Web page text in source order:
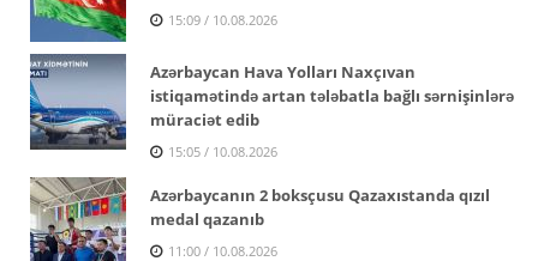
15:09 / 10.08.2026
Azərbaycan Hava Yolları Naxçıvan
istiqamətində artan tələbatla bağlı sərnişinlərə
müraciət edib
15:05 / 10.08.2026
Azərbaycanın 2 boksçusu Qazaxıstanda qızıl
medal qazanıb
11:00 / 10.08.2026